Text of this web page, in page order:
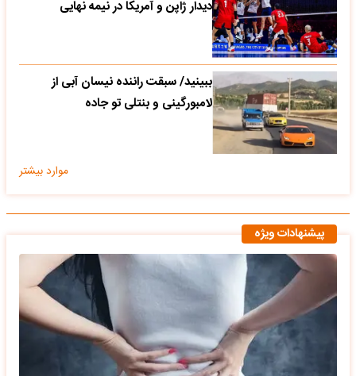
دیدار ژاپن و آمریکا در نیمه نهایی
ببینید/ سبقت راننده نیسان آبی از
لامبورگینی و بنتلی تو جاده
موارد بیشتر
پیشنهادات ویژه